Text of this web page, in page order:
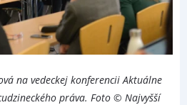
na vedeckej konferencii Aktuálne
práva. Foto © Najvyšší